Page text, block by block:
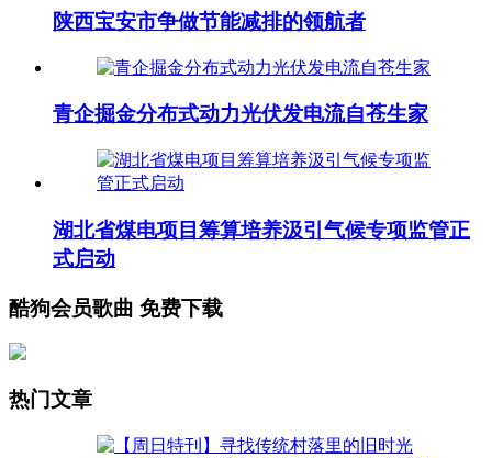
陕西宝安市争做节能减排的领航者
青企掘金分布式动力光伏发电流自苍生家
湖北省煤电项目筹算培养汲引气候专项监管正
式启动
酷狗会员歌曲 免费下载
热门文章